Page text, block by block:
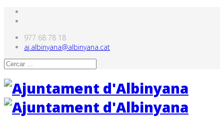
977 68 78 18
aj.albinyana@albinyana.cat